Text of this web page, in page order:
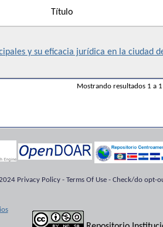
Título
y su eficacia jurídica en la ciudad
Mostrando resultados 1 a
Privacy Policy - Terms Of Use - Check/do opt-